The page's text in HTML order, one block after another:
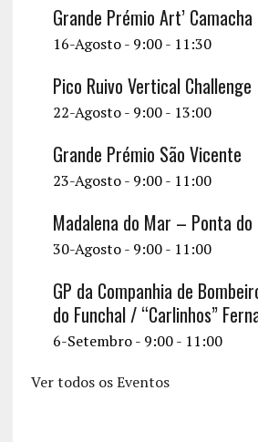
Grande Prémio Art’ Camacha
16-Agosto - 9:00- 11:30
Pico Ruivo Vertical Challenge
22-Agosto - 9:00- 13:00
Grande Prémio São Vicente
23-Agosto - 9:00- 11:00
Madalena do Mar – Ponta do
30-Agosto - 9:00- 11:00
GP da Companhia de
do Funchal / “Carlinhos”
6-Setembro - 9:00- 11:00
Ver todos os Eventos